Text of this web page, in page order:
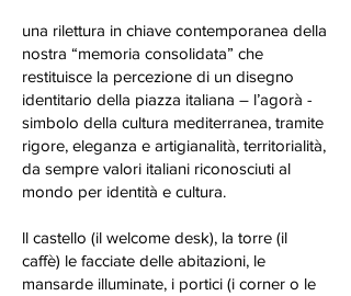
una rilettura in chiave contemporanea della
nostra “memoria consolidata” che
restituisce la percezione di un disegno
identitario della piazza italiana – l’agorà -
simbolo della cultura mediterranea, tramite
rigore, eleganza e artigianalità, territorialità,
da sempre valori italiani riconosciuti al
mondo per identità e cultura.
ll castello (il welcome desk), la torre (il
caffè) le facciate delle abitazioni, le
mansarde illuminate, i portici (i corner o le